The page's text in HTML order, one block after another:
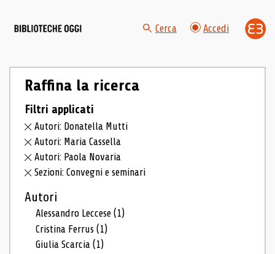
Cerca Accedi
Raffina la ricerca
Filtri applicati
Autori: Donatella Mutti
Autori: Maria Cassella
Autori: Paola Novaria
Sezioni: Convegni e seminari
Autori
Alessandro Leccese(1)
Cristina Ferrus(1)
Giulia Scarcia(1)